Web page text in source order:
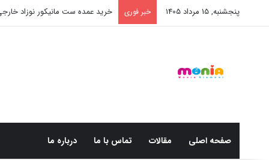
پنجشنبه, 15 مرداد 1405 خبر فوری خرید عمده ست مانیکور نوزاد
صفحه اصلی مقالات تماس با ما درباره ما